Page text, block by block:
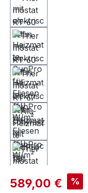
Verkaufspreis:
589,00 € %